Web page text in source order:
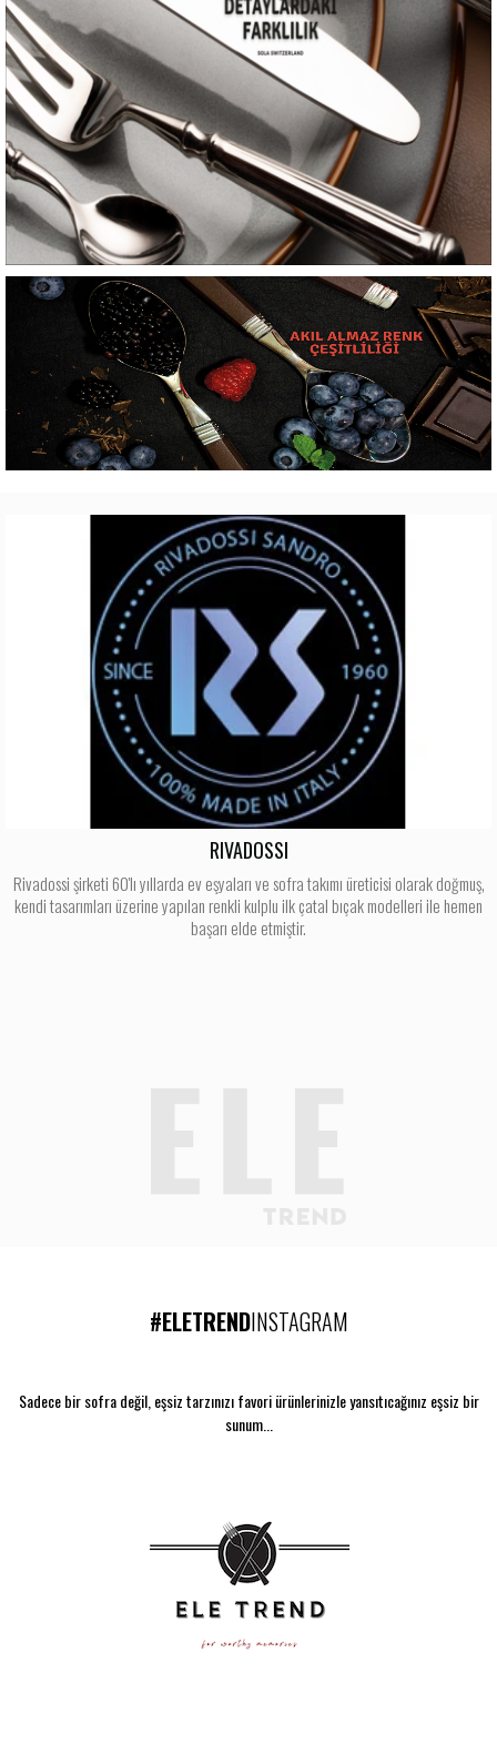
RIVADOSSI
Rivadossi şirketi 60'lı yıllarda ev eşyaları ve sofra takımı üreticisi olarak doğmuş,
kendi tasarımları üzerine yapılan renkli kulplu ilk çatal bıçak modelleri ile hemen
başarı elde etmiştir.
#ELETRENDINSTAGRAM
Sadece bir sofra değil, eşsiz tarzınızı favori ürünlerinizle yansıtıcağınız eşsiz bir
sunum...